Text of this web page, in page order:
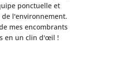
ponctuelle et
de l'environnement.
mes encombrants
en un clin d'œil !